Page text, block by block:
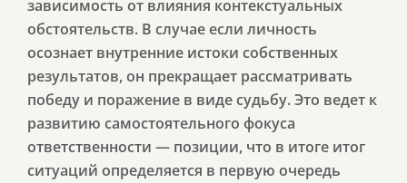
зависимость от влияния контекстуальных
обстоятельств. В случае если личность
осознает внутренние истоки собственных
результатов, он прекращает рассматривать
победу и поражение в виде судьбу. Это ведет к
развитию самостоятельного фокуса
ответственности — позиции, что в итоге итог
ситуаций определяется в первую очередь